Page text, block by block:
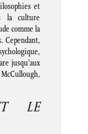
et
la culture
comme la
Cependant,
jusqu’aux
LE